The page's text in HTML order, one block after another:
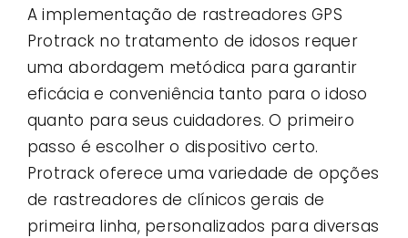
A implementação de rastreadores GPS
Protrack no tratamento de idosos requer
uma abordagem metódica para garantir
eficácia e conveniência tanto para o idoso
quanto para seus cuidadores. O primeiro
passo é escolher o dispositivo certo.
Protrack oferece uma variedade de opções
de rastreadores de clínicos gerais de
primeira linha, personalizados para diversas